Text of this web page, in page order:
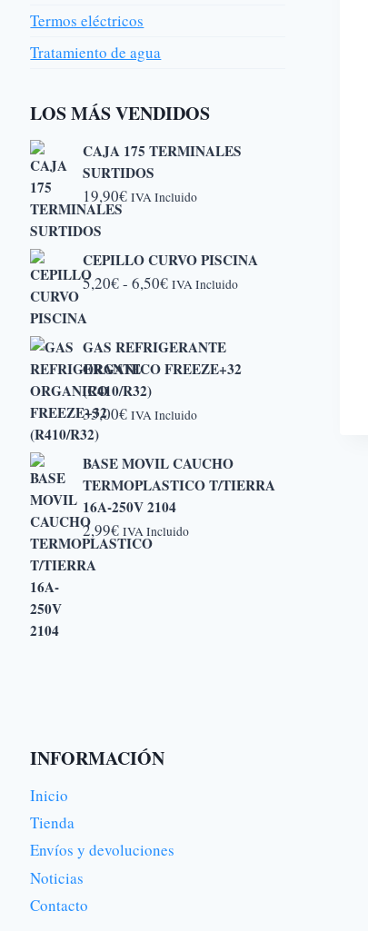
Termos eléctricos
Tratamiento de agua
LOS MÁS VENDIDOS
CAJA 175 TERMINALES
SURTIDOS
19,90€ IVA Incluido
CEPILLO CURVO PISCINA
5,20€- 6,50€Rango
desde
5,20€
IVA Incluido
GAS REFRIGERANTE
ORGANICO FREEZE+32
(R410/R32)
35,00€ IVA Incluido
BASE MOVIL CAUCHO
TERMOPLASTICO T/TIERRA
16A-250V 2104
2,99€ IVA Incluido
INFORMACIÓN
Inicio
Tienda
Envíos y devoluciones
Noticias
Contacto